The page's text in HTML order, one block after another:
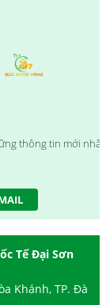
thông tin mới nhất
Tế Đại Sơn
Khánh, TP. Đà